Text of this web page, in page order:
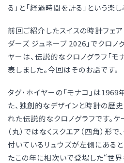
る」と「経過時間を計る」という楽
前回ご紹介したスイスの時計フェア
ダーズ ジュネーブ 2026」でクロノ
ヤーは、伝説的なクロノグラフ「
表しました。今回はそのお話です。
タグ・ホイヤーの「モナコ」は
た、独創的なデザインと時計の歴
れた伝説的なクロノグラフです。
（丸）ではなくスクエア（四角）形
付いているリュウズが左側にある
たこの年に相次いで登場した“世